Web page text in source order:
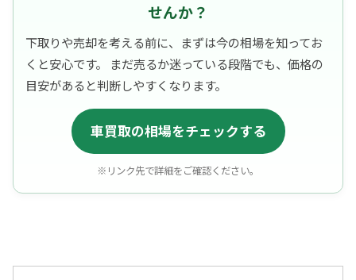
せんか？
下取りや売却を考える前に、まずは今の相場を知ってお
くと安心です。 まだ売るか迷っている段階でも、価格の
目安があると判断しやすくなります。
車買取の相場をチェックする
※リンク先で詳細をご確認ください。